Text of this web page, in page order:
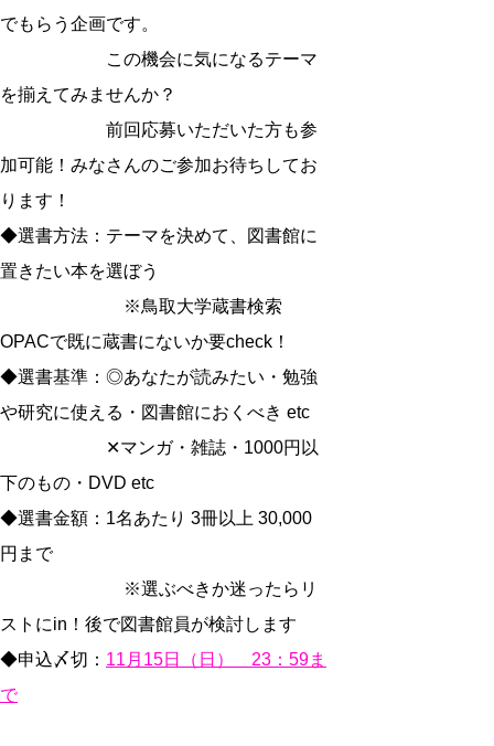
でもらう企画です。
この機会に気になるテーマ
を揃えてみませんか？
前回応募いただいた方も参
加可能！みなさんのご参加お待ちしてお
ります！
◆選書方法：テーマを決めて、図書館に
置きたい本を選ぼう
※鳥取大学蔵書検索
OPACで既に蔵書にないか要check！
◆選書基準：◎あなたが読みたい・勉強
や研究に使える・図書館におくべき etc
✕マンガ・雑誌・1000円以
下のもの・DVD etc
◆選書金額：1名あたり 3冊以上 30,000
円まで
※選ぶべきか迷ったらリ
ストにin！後で図書館員が検討します
◆申込〆切： 11月15日（日） 23：59ま
で